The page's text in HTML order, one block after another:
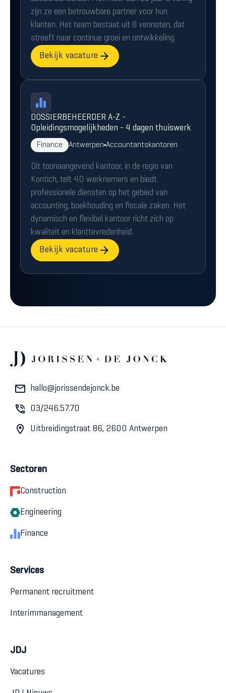
zijn ze een betrouwbare partner voor hun
klanten. Het team bestaat uit 8 vennoten, dat
streeft naar continue groei en ontwikkeling.
Bekijk vacature
DOSSIERBEHEERDER A-Z -
Opleidingsmogelijkheden - 4 dagen thuiswerk
Finance Antwerpen Accountantskantoren
Dit toonaangevend kantoor, in de regio van
Kontich, telt 40 werknemers en biedt
professionele diensten op het gebied van
accounting, boekhouding en fiscale zaken. Het
dynamisch en flexibel kantoor richt zich op
kwaliteit en klanttevredenheid.
Bekijk vacature
hallo@jorissendejonck.be
03/246.57.70
Uitbreidingstraat 86, 2600 Antwerpen
Sectoren
Construction
Engineering
Finance
Services
Permanent recruitment
Interimmanagement
JDJ
Vacatures